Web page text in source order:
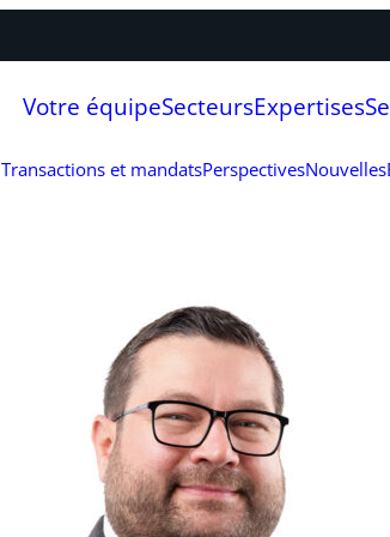
Votre équipeSecteursExpertises
Transactions et mandatsPerspectivesNouvelles